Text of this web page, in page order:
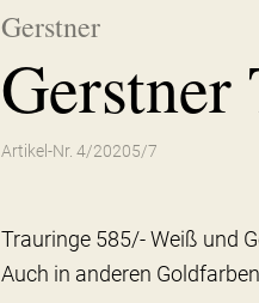
Gerstner
Gerstner
Artikel-Nr. 4/20205/7
Trauringe 585/- Weiß und
Auch in anderen